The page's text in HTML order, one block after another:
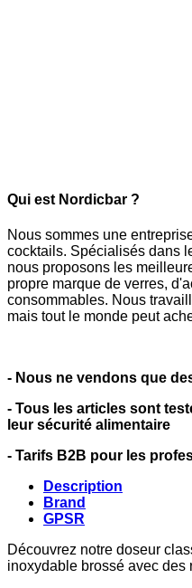
Qui est Nordicbar ?
Nous sommes une
cocktails. Spécialisés dans
nous proposons les
propre marque de verres,
consommables. Nous
mais tout le monde peut
- Nous ne vendons que
- Tous les articles sont
leur sécurité alimentaire
- Tarifs B2B pour les
Description
Brand
GPSR
Découvrez notre doseur
inoxydable brossé avec des